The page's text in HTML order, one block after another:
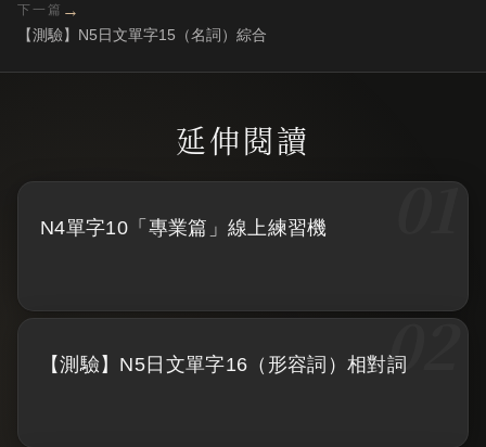
下一篇 →
【測驗】N5日文單字15（名詞）綜合
N4單字10「專業篇」線上練習機
【測驗】N5日文單字16（形容詞）相對詞